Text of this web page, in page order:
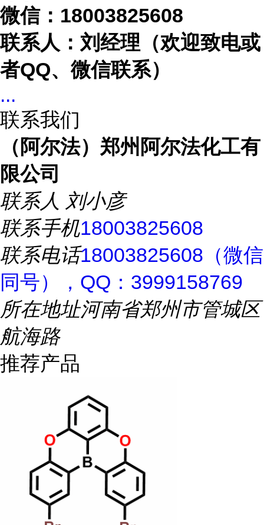
微信： 18003825608
联系人：刘经理（欢迎致电或
者QQ、微信联系）
...
联系我们
（阿尔法）郑州阿尔法化工有
限公司
联系人 刘小彦
联系手机18003825608
联系电话18003825608（微信
同号），QQ：3999158769
所在地址河南省郑州市管城区
航海路
推荐产品